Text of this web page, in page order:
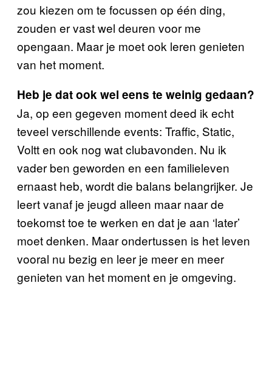
zou kiezen om te focussen op één ding,
zouden er vast wel deuren voor me
opengaan. Maar je moet ook leren genieten
van het moment.
Heb je dat ook wel eens te weinig gedaan?
Ja, op een gegeven moment deed ik echt
teveel verschillende events: Traffic, Static,
Voltt en ook nog wat clubavonden. Nu ik
vader ben geworden en een familieleven
ernaast heb, wordt die balans belangrijker. Je
leert vanaf je jeugd alleen maar naar de
toekomst toe te werken en dat je aan ‘later’
moet denken. Maar ondertussen is het leven
vooral nu bezig en leer je meer en meer
genieten van het moment en je omgeving.